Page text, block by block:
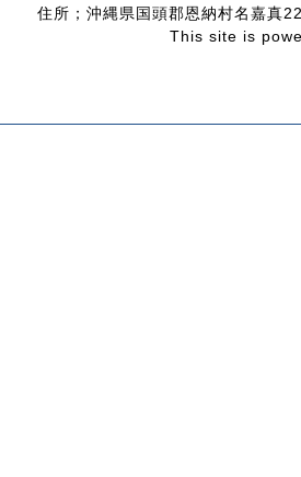
住所；沖縄県国頭郡恩納村名嘉
This site is